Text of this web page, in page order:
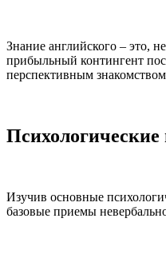
Знание английского – это,
прибыльный контингент
перспективным
Изучив основные
базовые приемы